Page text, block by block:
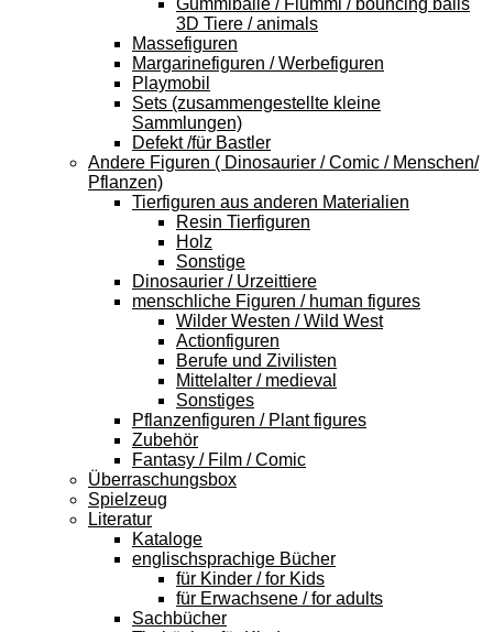
Gummibälle / Flummi / bouncing balls
3D Tiere / animals
Massefiguren
Margarinefiguren / Werbefiguren
Playmobil
Sets (zusammengestellte kleine
Sammlungen)
Defekt /für Bastler
Andere Figuren ( Dinosaurier / Comic / Menschen/
Pflanzen)
Tierfiguren aus anderen Materialien
Resin Tierfiguren
Holz
Sonstige
Dinosaurier / Urzeittiere
menschliche Figuren / human figures
Wilder Westen / Wild West
Actionfiguren
Berufe und Zivilisten
Mittelalter / medieval
Sonstiges
Pflanzenfiguren / Plant figures
Zubehör
Fantasy / Film / Comic
Überraschungsbox
Spielzeug
Literatur
Kataloge
englischsprachige Bücher
für Kinder / for Kids
für Erwachsene / for adults
Sachbücher